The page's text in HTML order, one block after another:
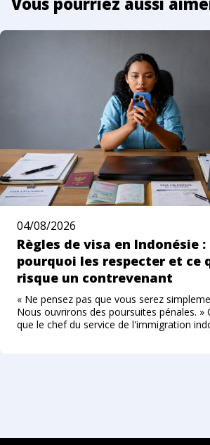
04/08/2026
Règles de visa en Indonésie :
pourquoi les respecter et ce
risque un contrevenant
« Ne pensez pas que vous serez
Nous ouvrirons des poursuites pénales. »
que le chef du service de l'immigration